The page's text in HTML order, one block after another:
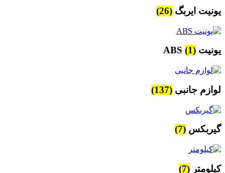
یونیت ایربگ (26)
یونیت ABS (1)
لوازم جانبی (137)
گیربکس (7)
کیلومتر (7)